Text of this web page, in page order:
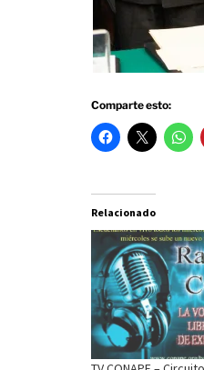
Comparte esto:
Relacionado